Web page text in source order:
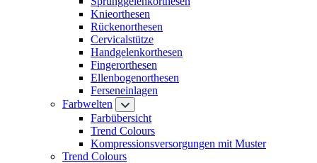
Knieorthesen
Rückenorthesen
Cervicalstütze
Handgelenkorthesen
Fingerorthesen
Ellenbogenorthesen
Ferseneinlagen
Farbwelten
Farbübersicht
Trend Colours
Kompressionsversorgungen mit Muster
Trend Colours